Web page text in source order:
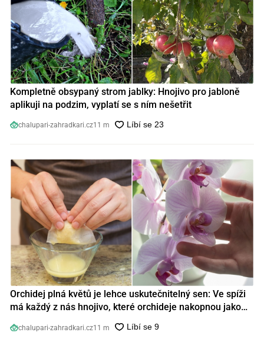
Kompletně obsypaný strom jablky: Hnojivo pro jabloně
aplikuji na podzim, vyplatí se s ním nešetřit
chalupari-zahradkari.cz11 m
Orchidej plná květů je lehce uskutečnitelný sen: Ve spíži
má každý z nás hnojivo, které orchideje nakopnou jako
chalupari-zahradkari.cz11 m